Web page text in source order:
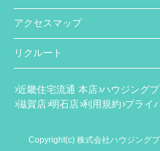
アクセスマップ
リクルート
近畿住宅流通 本店 ハウジング
滋賀店 明石店 利用規約 プライ
Copyright(c) 株式会社ハウジング